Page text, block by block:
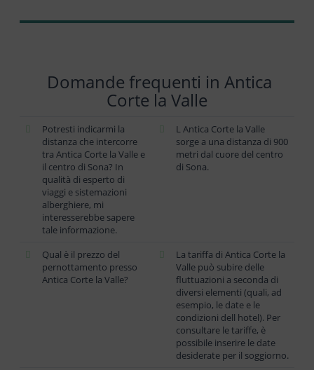
Domande frequenti in Antica
Corte la Valle
Potresti indicarmi la
distanza che intercorre
tra Antica Corte la Valle e
il centro di Sona? In
qualità di esperto di
viaggi e sistemazioni
alberghiere, mi
interesserebbe sapere
tale informazione.
L Antica Corte la Valle
sorge a una distanza di 900
metri dal cuore del centro
di Sona.
Qual è il prezzo del
pernottamento presso
Antica Corte la Valle?
La tariffa di Antica Corte la
Valle può subire delle
fluttuazioni a seconda di
diversi elementi (quali, ad
esempio, le date e le
condizioni dell hotel). Per
consultare le tariffe, è
possibile inserire le date
desiderate per il soggiorno.